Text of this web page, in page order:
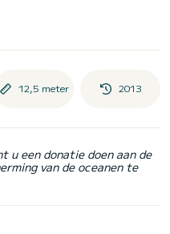
12,5 meter 2013
u een donatie doen aan de
van de oceanen te